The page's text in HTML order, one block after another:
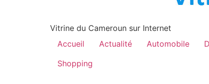
Vitrine du Cameroun sur Internet
Accueil
Actualité Automobile
Shopping